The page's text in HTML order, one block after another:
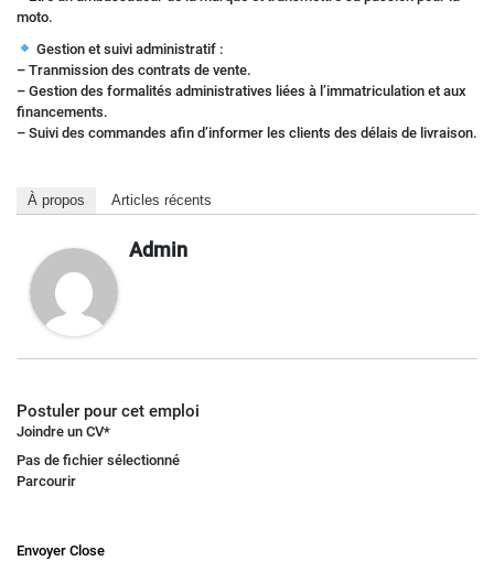
moto.
Gestion et suivi administratif :
– Tranmission des contrats de vente.
– Gestion des formalités administratives liées à l’immatriculation et aux
financements.
– Suivi des commandes afin d’informer les clients des délais de livraison.
À propos Articles récents
Admin
Postuler pour cet emploi
Joindre un CV*
Pas de fichier sélectionné
Parcourir
Envoyer Close